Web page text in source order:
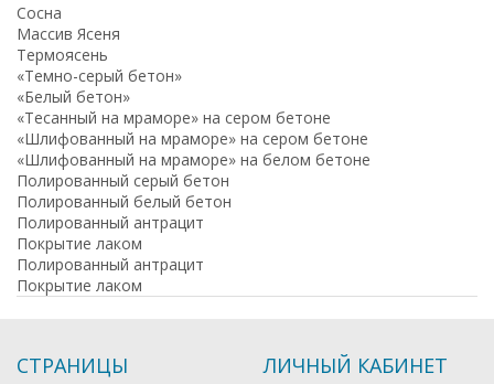
Сосна
Массив Ясеня
Термоясень
«Темно-серый бетон»
«Белый бетон»
«Тесанный на мраморе» на сером бетоне
«Шлифованный на мраморе» на сером бетоне
«Шлифованный на мраморе» на белом бетоне
Полированный серый бетон
Полированный белый бетон
Полированный антрацит
Покрытие лаком
Полированный антрацит
Покрытие лаком
СТРАНИЦЫ ЛИЧНЫЙ КАБИНЕТ